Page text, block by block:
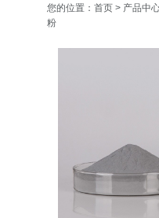
您的位置：首页 > 产品中
粉